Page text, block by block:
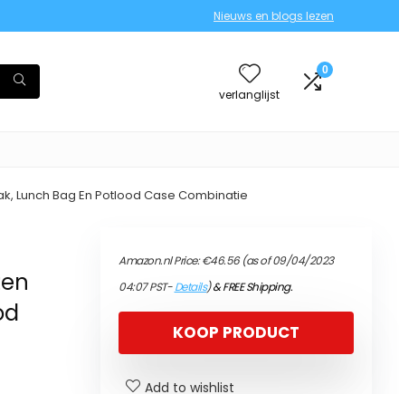
Nieuws en blogs lezen
verlanglijst
0
Lunch Bag En Potlood Case Combinatie
Amazon.nl Price:€46.56(as of 09/04/2023
04:07 PST-Details)&FREE Shipping.
KOOP PRODUCT
Add to wishlist